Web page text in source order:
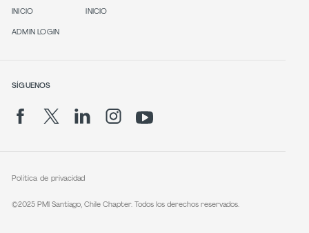
INICIO
ADMIN LOGIN
INICIO
SÍGUENOS
Política de privacidad
©2025 PMI Santiago, Chile Chapter. Todos los derechos reservados.